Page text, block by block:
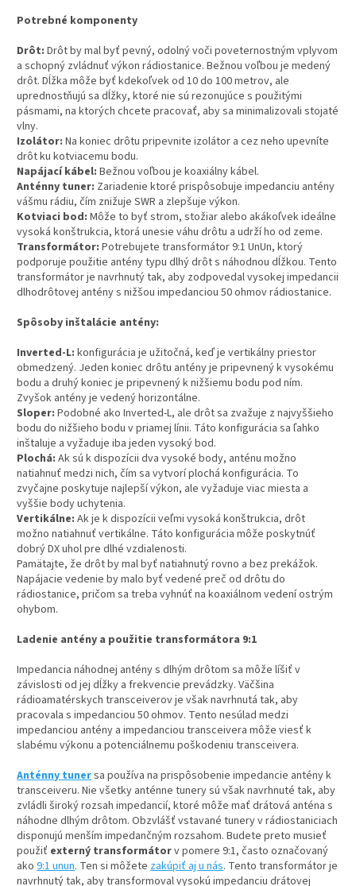
Potrebné komponenty
Drôt: Drôt by mal byť pevný, odolný voči poveternostným vplyvom
a schopný zvládnuť výkon rádiostanice. Bežnou voľbou je medený
drôt. Dĺžka môže byť kdekoľvek od 10 do 100 metrov, ale
uprednostňujú sa dĺžky, ktoré nie sú rezonujúce s použitými
pásmami, na ktorých chcete pracovať, aby sa minimalizovali stojaté
vlny.
Izolátor: Na koniec drôtu pripevnite izolátor a cez neho upevníte
drôt ku kotviacemu bodu.
Napájací kábel: Bežnou voľbou je koaxiálny kábel.
Anténny tuner: Zariadenie ktoré prispôsobuje impedanciu antény
vášmu rádiu, čím znižuje SWR a zlepšuje výkon.
Kotviaci bod: Môže to byť strom, stožiar alebo akákoľvek ideálne
vysoká konštrukcia, ktorá unesie váhu drôtu a udrží ho od zeme.
Transformátor: Potrebujete transformátor 9:1 UnUn, ktorý
podporuje použitie antény typu dlhý drôt s náhodnou dĺžkou. Tento
transformátor je navrhnutý tak, aby zodpovedal vysokej impedancii
dlhodrôtovej antény s nižšou impedanciou 50 ohmov rádiostanice.
Spôsoby inštalácie antény:
Inverted-L: konfigurácia je užitočná, keď je vertikálny priestor
obmedzený. Jeden koniec drôtu antény je pripevnený k vysokému
bodu a druhý koniec je pripevnený k nižšiemu bodu pod ním.
Zvyšok antény je vedený horizontálne.
Sloper: Podobné ako Inverted-L, ale drôt sa zvažuje z najvyššieho
bodu do nižšieho bodu v priamej línii. Táto konfigurácia sa ľahko
inštaluje a vyžaduje iba jeden vysoký bod.
Plochá: Ak sú k dispozícii dva vysoké body, anténu možno
natiahnuť medzi nich, čím sa vytvorí plochá konfigurácia. To
zvyčajne poskytuje najlepší výkon, ale vyžaduje viac miesta a
vyššie body uchytenia.
Vertikálne: Ak je k dispozícii veľmi vysoká konštrukcia, drôt
možno natiahnuť vertikálne. Táto konfigurácia môže poskytnúť
dobrý DX uhol pre dlhé vzdialenosti.
Pamätajte, že drôt by mal byť natiahnutý rovno a bez prekážok.
Napájacie vedenie by malo byť vedené preč od drôtu do
rádiostanice, pričom sa treba vyhnúť na koaxiálnom vedení ostrým
ohybom.
Ladenie antény a použitie transformátora 9:1
Impedancia náhodnej antény s dlhým drôtom sa môže líšiť v
závislosti od jej dĺžky a frekvencie prevádzky. Väčšina
rádioamatérskych transceiverov je však navrhnutá tak, aby
pracovala s impedanciou 50 ohmov. Tento nesúlad medzi
impedanciou antény a impedanciou transceivera môže viesť k
slabému výkonu a potenciálnemu poškodeniu transceivera.
Anténny tunersa používa na prispôsobenie impedancie antény k
transceiveru. Nie všetky anténne tunery sú však navrhnuté tak, aby
zvládli široký rozsah impedancií, ktoré môže mať drátová anténa s
náhodne dlhým drôtom. Obzvlášť vstavané tunery v rádiostaniciach
disponujú menším impedančným rozsahom. Budete preto musieť
použiť externý transformátorv pomere 9:1, často označovaný
ako9:1 unun. Ten si môžete zakúpiť aj u nás. Tento transformátor je
navrhnutý tak, aby transformoval vysokú impedanciu drátovej